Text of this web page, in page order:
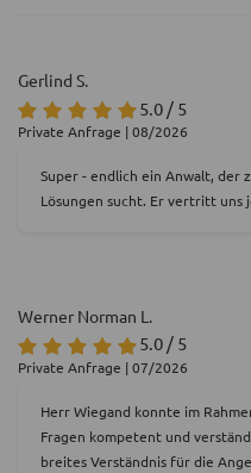
Gerlind S.
5.0 / 5
Private Anfrage | 08/2026
Super - endlich ein Anwalt, der
Lösungen sucht. Er vertritt uns
Werner Norman L.
5.0 / 5
Private Anfrage | 07/2026
Herr Wiegand konnte im
Fragen kompetent und
breites Verständnis für die